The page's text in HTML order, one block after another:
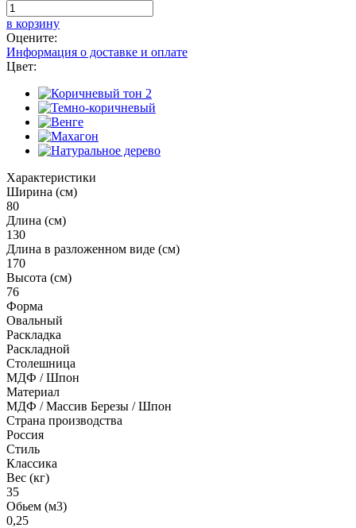
в корзину
Оцените:
Информация о доставке и оплате
Цвет:
Характеристики
Ширина (см)
80
Длина (см)
130
Длина в разложенном виде (см)
170
Высота (см)
76
Форма
Овальный
Раскладка
Раскладной
Столешница
МДФ / Шпон
Материал
МДФ / Массив Березы / Шпон
Страна производства
Россия
Стиль
Классика
Вес (кг)
35
Обьем (м3)
0,25